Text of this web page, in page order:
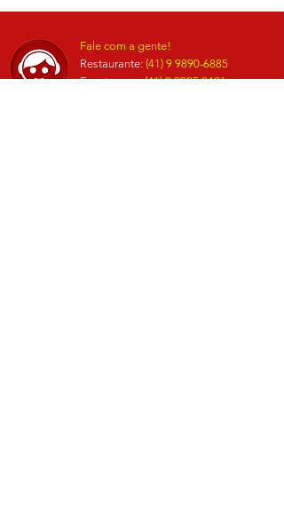
Fale com a gente!
Restaurante: (41) 9 9890-6885
Eventos.......:(41) 9 9925 8421